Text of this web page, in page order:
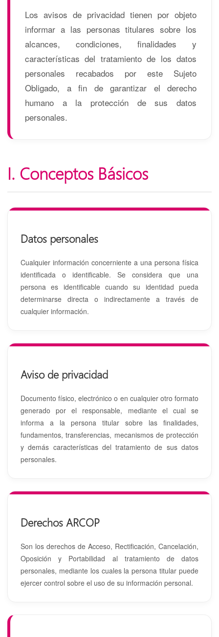
Los avisos de privacidad tienen por objeto
informar a las personas titulares sobre los
alcances, condiciones, finalidades y
características del tratamiento de los datos
personales recabados por este Sujeto
Obligado, a fin de garantizar el derecho
humano a la protección de sus datos
personales.
I. Conceptos Básicos
Datos personales
Cualquier información concerniente a una persona física
identificada o identificable. Se considera que una
persona es identificable cuando su identidad pueda
determinarse directa o indirectamente a través de
cualquier información.
Aviso de privacidad
Documento físico, electrónico o en cualquier otro formato
generado por el responsable, mediante el cual se
informa a la persona titular sobre las finalidades,
fundamentos, transferencias, mecanismos de protección
y demás características del tratamiento de sus datos
personales.
Derechos ARCOP
Son los derechos de Acceso, Rectificación, Cancelación,
Oposición y Portabilidad al tratamiento de datos
personales, mediante los cuales la persona titular puede
ejercer control sobre el uso de su información personal.